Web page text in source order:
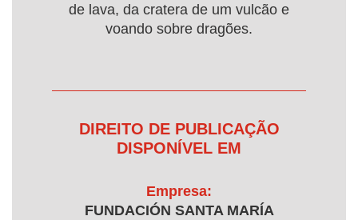
de lava, da cratera de um vulcão e
voando sobre dragões.
DIREITO DE PUBLICAÇÃO
DISPONÍVEL EM
Empresa:
FUNDACIÓN SANTA MARÍA